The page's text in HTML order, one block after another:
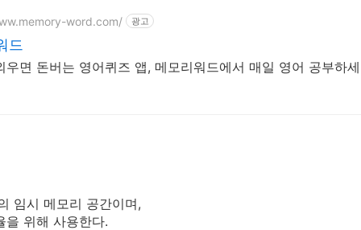
word.com/ 광고
드
우면 돈버는 영어퀴즈 앱, 메모리워드에서 매일 영어 공부하
임시 메모리 공간이며,
위해 사용한다.